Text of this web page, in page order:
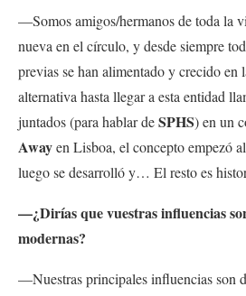
—Somos amigos/hermanos de toda la
nueva en el círculo, y desde siempre
previas se han alimentado y crecido en
alternativa hasta llegar a esta entidad
juntados (para hablar deSPHS) en un
Awayen Lisboa, el concepto empezó
luego se desarrolló y… El resto es
—¿Dirías que vuestras influencias
modernas?
—Nuestras principales influencias son